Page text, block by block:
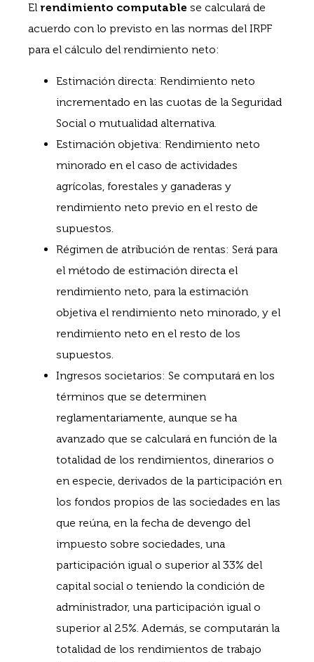
El rendimiento computable se calculará de
acuerdo con lo previsto en las normas del IRPF
para el cálculo del rendimiento neto:
Estimación directa: Rendimiento neto
incrementado en las cuotas de la Seguridad
Social o mutualidad alternativa.
Estimación objetiva: Rendimiento neto
minorado en el caso de actividades
agrícolas, forestales y ganaderas y
rendimiento neto previo en el resto de
supuestos.
Régimen de atribución de rentas: Será para
el método de estimación directa el
rendimiento neto, para la estimación
objetiva el rendimiento neto minorado, y el
rendimiento neto en el resto de los
supuestos.
Ingresos societarios: Se computará en los
términos que se determinen
reglamentariamente, aunque se ha
avanzado que se calculará en función de la
totalidad de los rendimientos, dinerarios o
en especie, derivados de la participación en
los fondos propios de las sociedades en las
que reúna, en la fecha de devengo del
impuesto sobre sociedades, una
participación igual o superior al 33% del
capital social o teniendo la condición de
administrador, una participación igual o
superior al 25%. Además, se computarán la
totalidad de los rendimientos de trabajo